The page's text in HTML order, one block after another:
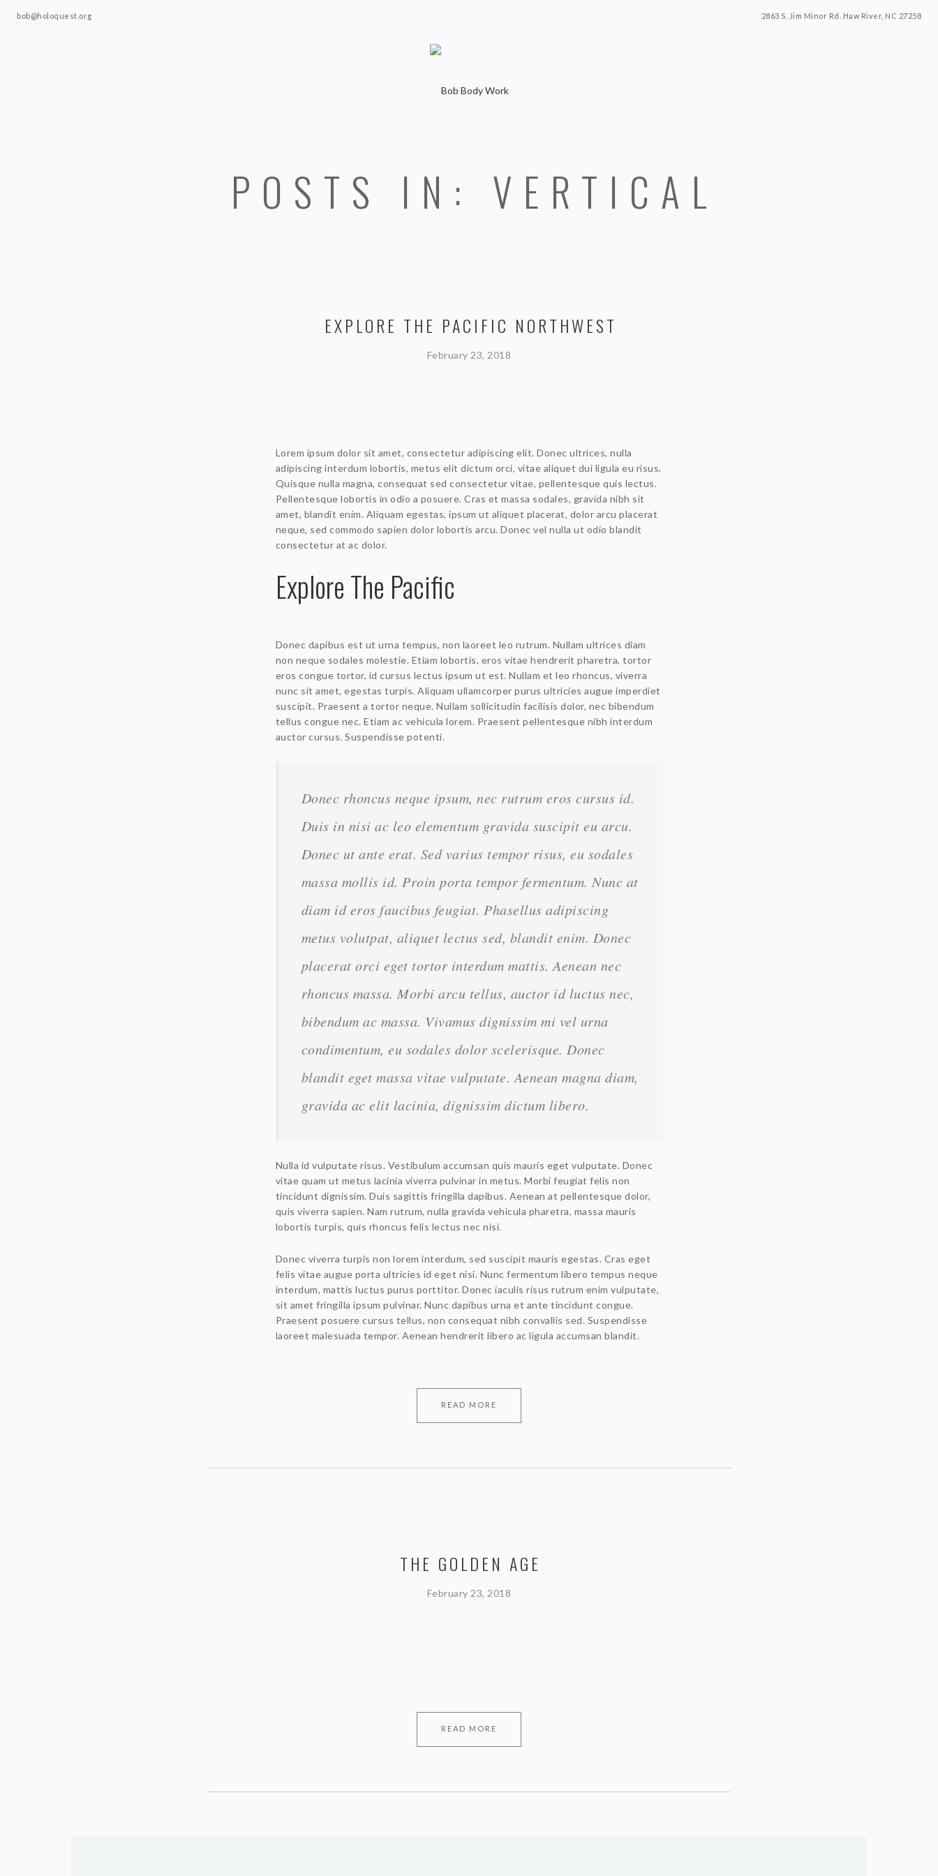
bob@holoquest.org 2863 S. Jim Minor Rd. Haw River, NC 27258
POSTS IN: VERTICAL
EXPLORE THE PACIFIC NORTHWEST
February 23, 2018
Lorem ipsum dolor sit amet, consectetur adipiscing elit. Donec ultrices, nulla
adipiscing interdum lobortis, metus elit dictum orci, vitae aliquet dui ligula eu risus.
Quisque nulla magna, consequat sed consectetur vitae, pellentesque quis lectus.
Pellentesque lobortis in odio a posuere. Cras et massa sodales, gravida nibh sit
amet, blandit enim. Aliquam egestas, ipsum ut aliquet placerat, dolor arcu placerat
neque, sed commodo sapien dolor lobortis arcu. Donec vel nulla ut odio blandit
consectetur at ac dolor.
Explore The Pacific
Donec dapibus est ut urna tempus, non laoreet leo rutrum. Nullam ultrices diam
non neque sodales molestie. Etiam lobortis, eros vitae hendrerit pharetra, tortor
eros congue tortor, id cursus lectus ipsum ut est. Nullam et leo rhoncus, viverra
nunc sit amet, egestas turpis. Aliquam ullamcorper purus ultricies augue imperdiet
suscipit. Praesent a tortor neque. Nullam sollicitudin facilisis dolor, nec bibendum
tellus congue nec. Etiam ac vehicula lorem. Praesent pellentesque nibh interdum
auctor cursus. Suspendisse potenti.
Donec rhoncus neque ipsum, nec rutrum eros cursus id.
Duis in nisi ac leo elementum gravida suscipit eu arcu.
Donec ut ante erat. Sed varius tempor risus, eu sodales
massa mollis id. Proin porta tempor fermentum. Nunc at
diam id eros faucibus feugiat. Phasellus adipiscing
metus volutpat, aliquet lectus sed, blandit enim. Donec
placerat orci eget tortor interdum mattis. Aenean nec
rhoncus massa. Morbi arcu tellus, auctor id luctus nec,
bibendum ac massa. Vivamus dignissim mi vel urna
condimentum, eu sodales dolor scelerisque. Donec
blandit eget massa vitae vulputate. Aenean magna diam,
gravida ac elit lacinia, dignissim dictum libero.
Nulla id vulputate risus. Vestibulum accumsan quis mauris eget vulputate. Donec
vitae quam ut metus lacinia viverra pulvinar in metus. Morbi feugiat felis non
tincidunt dignissim. Duis sagittis fringilla dapibus. Aenean at pellentesque dolor,
quis viverra sapien. Nam rutrum, nulla gravida vehicula pharetra, massa mauris
lobortis turpis, quis rhoncus felis lectus nec nisi.
Donec viverra turpis non lorem interdum, sed suscipit mauris egestas. Cras eget
felis vitae augue porta ultricies id eget nisi. Nunc fermentum libero tempus neque
interdum, mattis luctus purus porttitor. Donec iaculis risus rutrum enim vulputate,
sit amet fringilla ipsum pulvinar. Nunc dapibus urna et ante tincidunt congue.
Praesent posuere cursus tellus, non consequat nibh convallis sed. Suspendisse
laoreet malesuada tempor. Aenean hendrerit libero ac ligula accumsan blandit.
READ MORE
THE GOLDEN AGE
February 23, 2018
READ MORE